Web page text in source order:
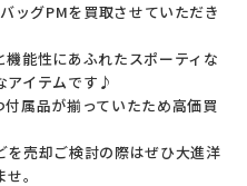
ッグPMを買取させていただき
能性にあふれたスポーティな
アイテムです♪
属品が揃っていたため高価買
売却ご検討の際はぜひ大進洋
。